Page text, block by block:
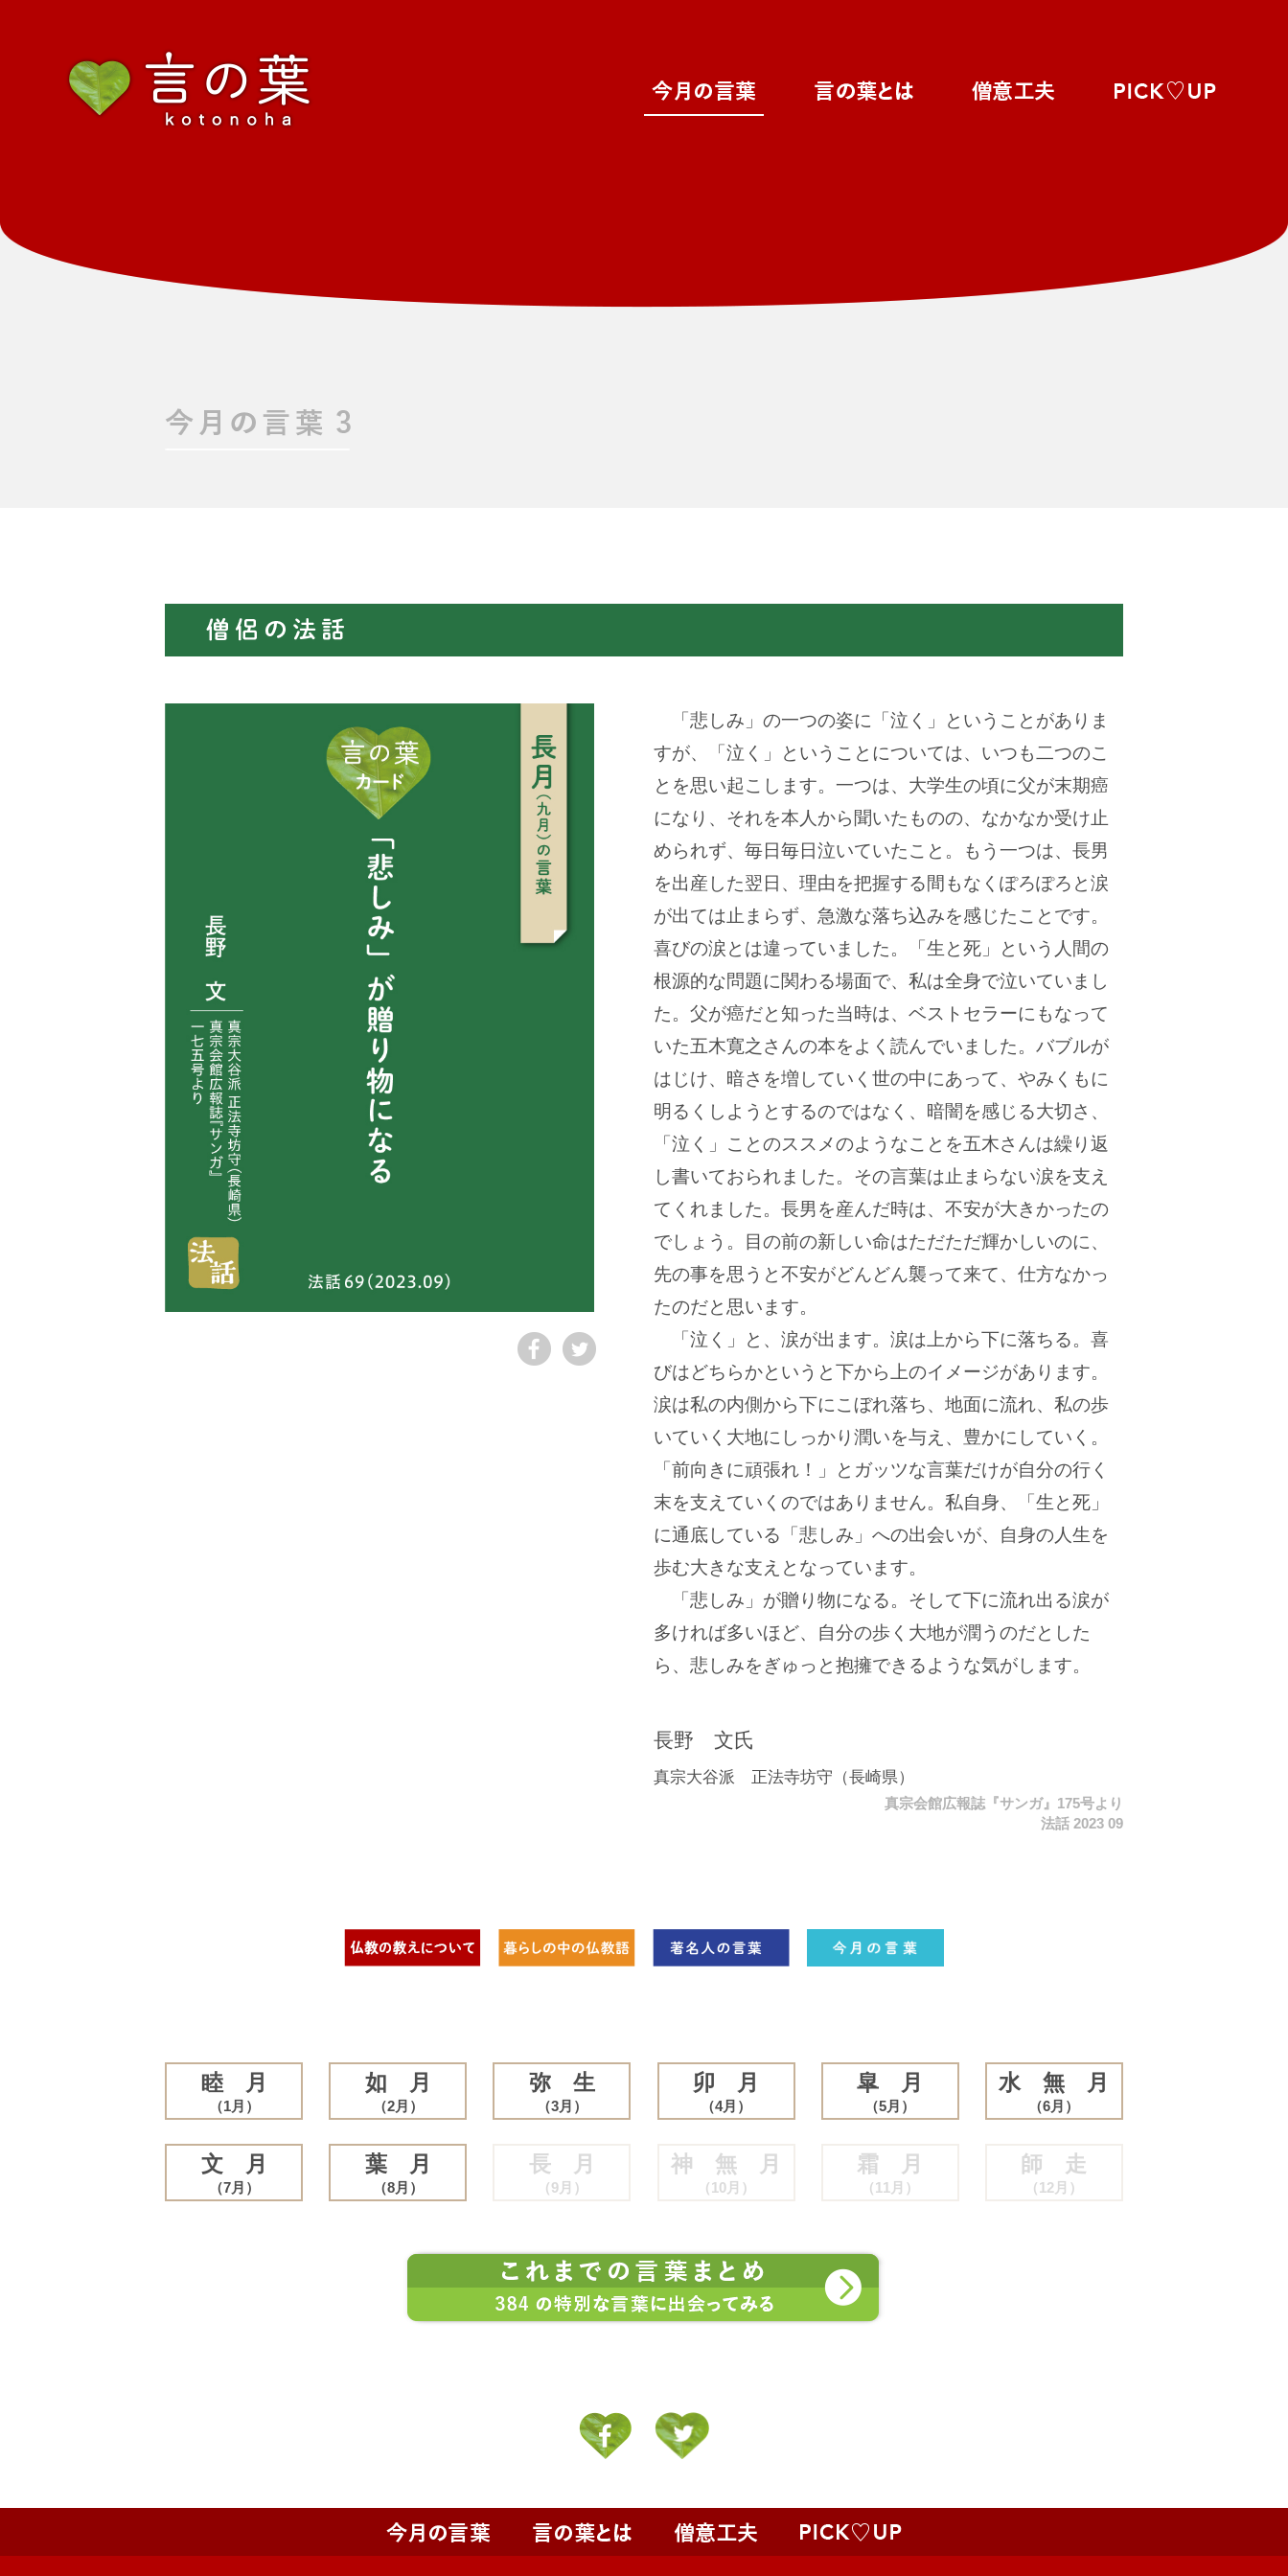
「悲しみ」の一つの姿に「泣く」ということがありま
すが、「泣く」ということについては、いつも二つのこ
とを思い起こします。一つは、大学生の頃に父が末期癌
になり、それを本人から聞いたものの、なかなか受け止
められず、毎日毎日泣いていたこと。もう一つは、長男
を出産した翌日、理由を把握する間もなくぽろぽろと涙
が出ては止まらず、急激な落ち込みを感じたことです。
喜びの涙とは違っていました。「生と死」という人間の
根源的な問題に関わる場面で、私は全身で泣いていまし
た。父が癌だと知った当時は、ベストセラーにもなって
いた五木寛之さんの本をよく読んでいました。バブルが
はじけ、暗さを増していく世の中にあって、やみくもに
明るくしようとするのではなく、暗闇を感じる大切さ、
「泣く」ことのススメのようなことを五木さんは繰り返
し書いておられました。その言葉は止まらない涙を支え
てくれました。長男を産んだ時は、不安が大きかったの
でしょう。目の前の新しい命はただただ輝かしいのに、
先の事を思うと不安がどんどん襲って来て、仕方なかっ
たのだと思います。
「泣く」と、涙が出ます。涙は上から下に落ちる。喜
びはどちらかというと下から上のイメージがあります。
涙は私の内側から下にこぼれ落ち、地面に流れ、私の歩
いていく大地にしっかり潤いを与え、豊かにしていく。
「前向きに頑張れ！」とガッツな言葉だけが自分の行く
末を支えていくのではありません。私自身、「生と死」
に通底している「悲しみ」への出会いが、自身の人生を
歩む大きな支えとなっています。
「悲しみ」が贈り物になる。そして下に流れ出る涙が
多ければ多いほど、自分の歩く大地が潤うのだとした
ら、悲しみをぎゅっと抱擁できるような気がします。
長野 文氏
真宗大谷派 正法寺坊守（長崎県）
真宗会館広報誌『サンガ』175号より
法話 2023 09
睦 月
（1月）
如 月
（2月）
弥 生
（3月）
卯 月
（4月）
皐 月
（5月）
水 無 月
（6月）
文 月
（7月）
葉 月
（8月）
長 月
（9月）
神 無 月
（10月）
霜 月
（11月）
師 走
（12月）